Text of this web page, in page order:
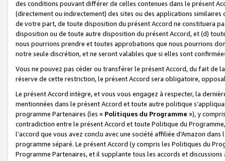
des conditions pouvant différer de celles contenues dans le présent
(directement ou indirectement) des sites ou des applications
de votre part, de toute disposition du présent Accord ne constituera
disposition ou de toute autre disposition du présent Accord, et (d)
nous pourrions prendre et toutes approbations que nous pourrions
notre seule discrétion, et ne seront valables que si elles sont
Vous ne pouvez pas céder ou transférer le présent Accord, du fait de
réserve de cette restriction, le présent Accord sera obligatoire,
Le présent Accord intègre, et vous vous engagez à respecter, la
mentionnées dans le présent Accord et toute autre politique
programme Partenaires (les « Politiques du Programme »), y
contradiction entre le présent Accord et toute Politique du
l’accord que vous avez conclu avec une société affiliée d’Amazon
programme séparé. Le présent Accord (y compris les Politiques du
Programme Partenaires, et il supplante tous les accords et discussions